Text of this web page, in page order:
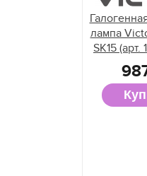
лампа
SK15